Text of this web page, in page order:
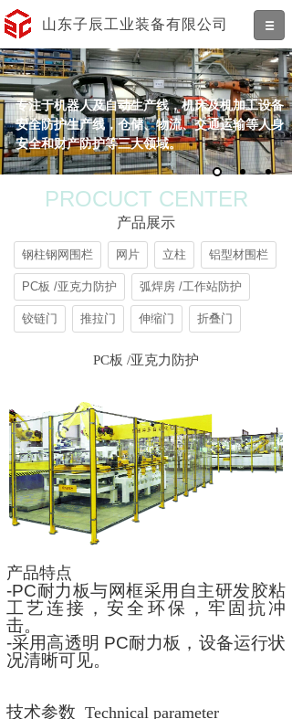
山东子辰工业装备有限公司
专注于机器人及自动生产线，机床及机加工设备
安全防护生产线，仓储、物流、交通运输等人身
安全和财产防护等三大领域。
PROCUCT CENTER
产品展示
钢柱钢网围栏 网片 立柱 铝型材围栏
PC板 /亚克力防护 弧焊房 /工作站防护
铰链门 推拉门 伸缩门 折叠门
PC板 /亚克力防护
产品特点
-PC耐力板与网框采用自主研发胶粘
工艺连接，安全环保，牢固抗冲
击。
-采用高透明 PC耐力板，设备运行状
况清晰可见。
技术参数 Technical parameter